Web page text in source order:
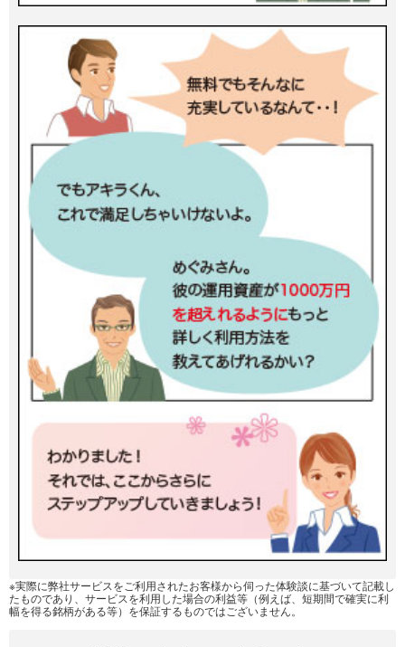
※実際に弊社サービスをご利用されたお客様から伺った体験談に基づいて記載し
たものであり、サービスを利用した場合の利益等（例えば、短期間で確実に利
幅を得る銘柄がある等）を保証するものではございません。